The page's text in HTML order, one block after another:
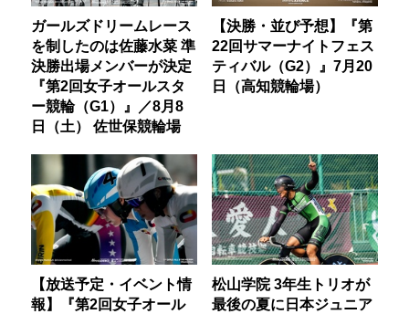
ガールズドリームレース
を制したのは佐藤水菜 準
決勝出場メンバーが決定
『第2回女子オールスタ
ー競輪（G1）』／8月8
日（土） 佐世保競輪場
【決勝・並び予想】『第
22回サマーナイトフェス
ティバル（G2）』7月20
日（高知競輪場）
【放送予定・イベント情
報】『第2回女子オール
松山学院 3年生トリオが
最後の夏に日本ジュニア